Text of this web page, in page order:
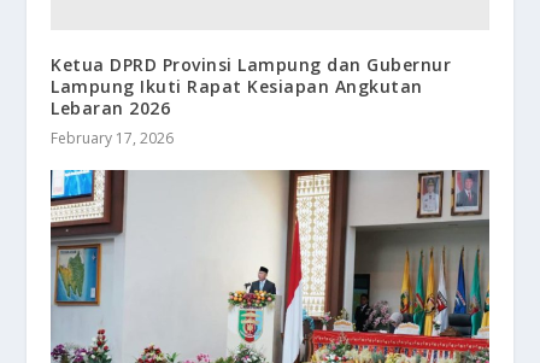
Ketua DPRD Provinsi Lampung dan Gubernur
Lampung Ikuti Rapat Kesiapan Angkutan
Lebaran 2026
February 17, 2026